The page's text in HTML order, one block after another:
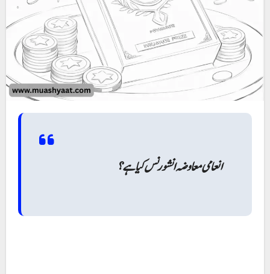
انعامی معاوضہ انشورنس کیا ہے؟